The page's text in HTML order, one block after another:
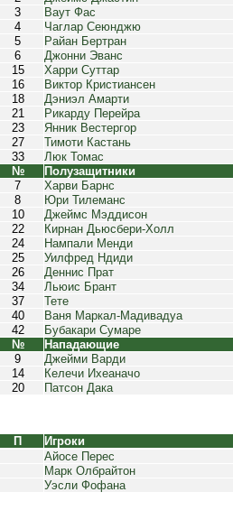
3
Ваут Фас
4
Чаглар Сеюнджю
5
Райан Бертран
6
Джонни Эванс
15
Харри Суттар
16
Виктор Кристиансен
18
Дэниэл Амарти
21
Рикарду Перейра
23
Янник Вестергор
27
Тимоти Кастань
33
Люк Томас
№
Полузащитники
7
Харви Барнс
8
Юри Тилеманс
10
Джеймс Мэддисон
22
Кирнан Дьюсбери-Холл
24
Нампали Менди
25
Уилфред Ндиди
26
Деннис Прат
34
Льюис Брант
37
Тете
40
Ваня Маркал-Мадивадуа
42
Бубакари Сумаре
№
Нападающие
9
Джейми Варди
14
Келечи Ихеаначо
20
Патсон Дака
П
Игроки
Айосе Перес
Марк Олбрайтон
Уэсли Фофана